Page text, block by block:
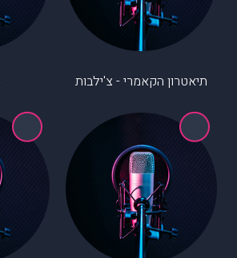
תיאטרון הקאמרי - צ'ילבות